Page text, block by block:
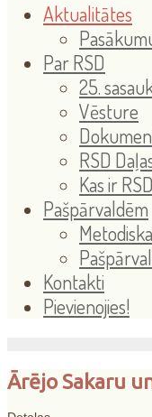
Aktualitātes
Par RSD
25.
Vēsture
RSD
Kas ir
Pašpārvaldēm
Kontakti
Pievienojies!
Ārējo Sakaru